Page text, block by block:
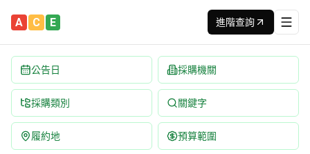
A C E 進階查詢
公告日 採購機關
採購類別 關鍵字
履約地 預算範圍